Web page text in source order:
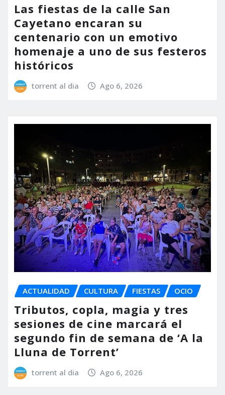
Las fiestas de la calle San
Cayetano encaran su
centenario con un emotivo
homenaje a uno de sus festeros
históricos
torrent al dia Ago 6, 2026
ACTUALIDAD CULTURA FIESTAS OCIO
Tributos, copla, magia y tres
sesiones de cine marcará el
segundo fin de semana de ‘A la
Lluna de Torrent’
torrent al dia Ago 6, 2026